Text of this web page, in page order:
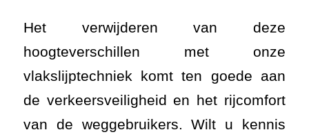
Het verwijderen van deze
hoogteverschillen met onze
vlakslijptechniek komt ten goede aan
de verkeersveiligheid en het rijcomfort
van de weggebruikers. Wilt u kennis